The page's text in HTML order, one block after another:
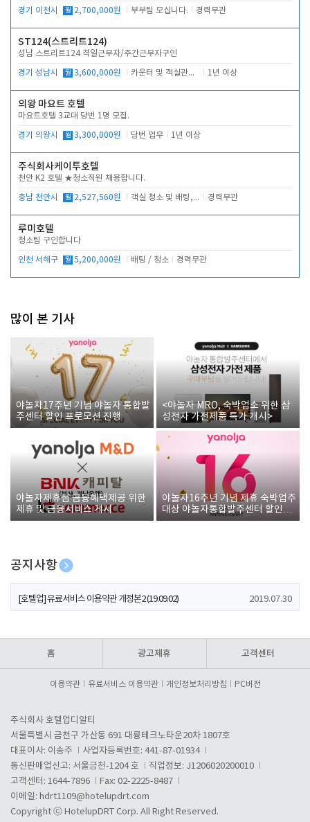
경기 이천시 월 2,700,000원 부부팀 모십니다. 경력무관
ST124(스트리트124)
성남 스트리트124 격일근무자/주간근무자구인
경기 성남시 월 3,600,000원 카운터 및 객실관리 전반 1년 이상
의왕 마요트 호텔
마요트호텔 3교대 당번 1명 모집.
경기 의왕시 월 3,300,000원 당번 업무 1년 이상
주식회사케이투호텔
천안 K2 호텔 ★청소직원 채용합니다.
충남 천안시 월 2,527,560원 객실 청소 및 배팅, 주변 시설 청소 경력무관
루미호텔
청소팀 구인합니다
인천 서해구 월 5,200,000원 배팅 / 청소 경력무관
많이 본 기사
야놀자17주년 기념 야놀자 통합발
주센터 할인 프로모션 진행
<야놀자 MRO, 숙박업소 위한 삼
성전자 가전제품 특가 개시>
야놀자제휴점 금융혜택제공 위한
제휴 및 금융서비스 게시
야놀자16주년 기념 제휴 숙박업주
대상 야놀자통합발주센터 할인쿠
폰 증정
공지사항
[호텔업] 개인정보 처리방침 개정본1 (19.09.02)
[호텔업] 유료서비스 이용약관 개정본2 (19.09.02) 2019.07.30
홈 광고제휴 고객센터
이용약관 유료서비스 이용약관 개인정보처리방침 PC버전
주식회사 호텔업디알티
서울특별시 금천구 가산동 691 대륭테크노타운20차 1807호
대표이사: 이송주
사업자등록번호: 441-87-01934
통신판매업신고: 서울금천-1204 호
직업정보: J1206020200010
고객센터: 1644-7896
Fax: 02-2225-8487
이메일: hdrt1109@hotelupdrt.com
Copyright ⓒ HotelupDRT Corp. All Right Reserved.